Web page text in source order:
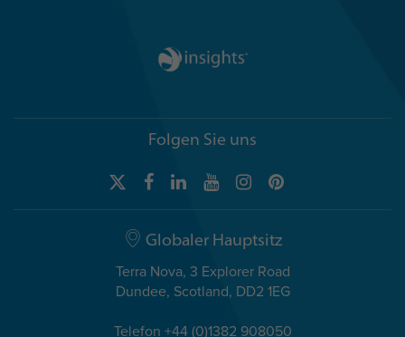
Folgen Sie uns
Globaler Hauptsitz
Terra Nova, 3 Explorer Road
Dundee, Scotland, DD2 1EG
Telefon +44 (0)1382 908050